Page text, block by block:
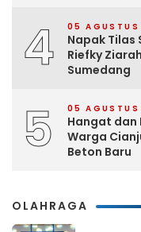
4 05
Napak Tilas
Riefky
Sumedang
5 05
Hangat dan
Warga
Beton Baru
OLAHRAGA